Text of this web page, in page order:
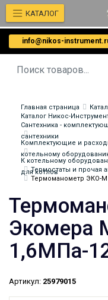
info@nikos-
КАТАЛОГ
Главная страница
Каталог Никос-
Сантехника -
сантехники
Комплектующие и
котельному
К котельному
для котлов
Термостаты и прочая
Термоманометр ЭКО-М
Экомера
1,6МПа-
Артикул: 25979015